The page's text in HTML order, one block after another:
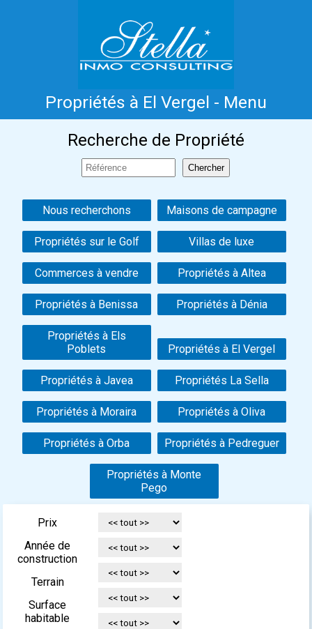
Propriétés à El Vergel - Menu
Costa Blanca Vente Location
Nouvelle Construction Information
Recherche de Propriété
Nous recherchons Maisons de campagne
Propriétés sur le Golf Villas de luxe
Commerces à vendre Propriétés à Altea
Propriétés à Benissa Propriétés à Dénia
Propriétés à Els
Poblets
Propriétés à El Vergel
Propriétés à Javea Propriétés La Sella
Propriétés à Moraira Propriétés à Oliva
Propriétés à Orba Propriétés à Pedreguer
Propriétés à Monte
Pego
Prix
Année de
construction
Terrain
Surface
habitable